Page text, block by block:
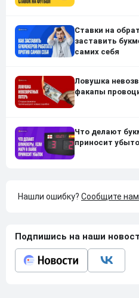
Ставки на
заставить
самих себя
Ловушка
факапы
Что делают
приносит
Нашли ошибку? Сообщите нам
Подпишись на наши